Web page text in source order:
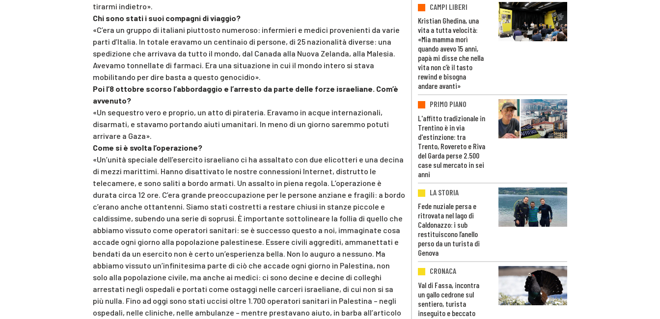
tirarmi indietro».
Chi sono stati i suoi compagni di viaggio?
«C’era un gruppo di italiani piuttosto numeroso: infermieri e medici provenienti da varie
parti d’Italia. In totale eravamo un centinaio di persone, di 25 nazionalità diverse: una
spedizione che arrivava da tutto il mondo, dal Canada alla Nuova Zelanda, alla Malesia.
Avevamo tonnellate di farmaci. Era una situazione in cui il mondo intero si stava
mobilitando per dire basta a questo genocidio».
Poi l’8 ottobre scorso l’abbordaggio e l’arresto da parte delle forze israeliane. Com’è
avvenuto?
«Un sequestro vero e proprio, un atto di pirateria. Eravamo in acque internazionali,
disarmati, e stavamo portando aiuti umanitari. In meno di un giorno saremmo potuti
arrivare a Gaza».
Come si è svolta l’operazione?
«Un’unità speciale dell’esercito israeliano ci ha assaltato con due elicotteri e una decina
di mezzi marittimi. Hanno disattivato le nostre connessioni Internet, distrutto le
telecamere, e sono saliti a bordo armati. Un assalto in piena regola. L’operazione è
durata circa 12 ore. C’era grande preoccupazione per le persone anziane e fragili: a bordo
c’erano anche ottantenni. Siamo stati costretti a restare chiusi in stanze piccole e
caldissime, subendo una serie di soprusi. È importante sottolineare la follia di quello che
abbiamo vissuto come operatori sanitari: se è successo questo a noi, immaginate cosa
accade ogni giorno alla popolazione palestinese. Essere civili aggrediti, ammanettati e
bendati da un esercito non è certo un’esperienza bella. Non lo auguro a nessuno. Ma
abbiamo vissuto un’infinitesima parte di ciò che accade ogni giorno in Palestina, non
solo alla popolazione civile, ma anche ai medici: ci sono decine e decine di colleghi
arrestati negli ospedali e portati come ostaggi nelle carceri israeliane, di cui non si sa
più nulla. Fino ad oggi sono stati uccisi oltre 1.700 operatori sanitari in Palestina – negli
ospedali, nelle cliniche, nelle ambulanze – mentre prestavano aiuto, in barba all’articolo
CAMPI LIBERI
Kristian Ghedina, una
vita a tutta velocità:
«Mia mamma morì
quando avevo 15 anni,
papà mi disse che nella
vita non c’è il tasto
rewind e bisogna
andare avanti»
PRIMO PIANO
L'affitto tradizionale in
Trentino è in via
d'estinzione: tra
Trento, Rovereto e Riva
del Garda perse 2.500
case sul mercato in sei
anni
LA STORIA
Fede nuziale persa e
ritrovata nel lago di
Caldonazzo: i sub
restituiscono l’anello
perso da un turista di
Genova
CRONACA
Val di Fassa, incontra
un gallo cedrone sul
sentiero, turista
inseguito e beccato